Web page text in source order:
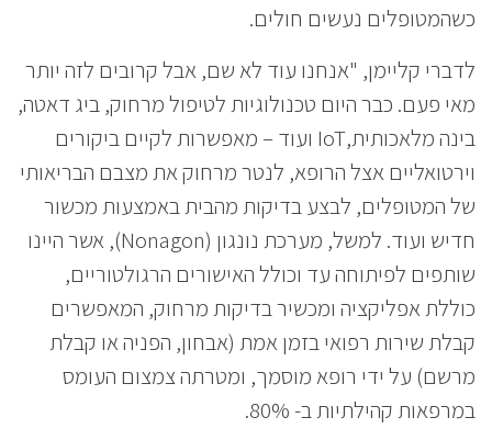
כשהמטופלים נעשים חולים.
לדברי קליימן, "אנחנו עוד לא שם, אבל קרובים לזה יותר
מאי פעם. כבר היום טכנולוגיות לטיפול מרחוק, ביג דאטה,
בינה מלאכותית,IoT ועוד – מאפשרות לקיים ביקורים
וירטואליים אצל הרופא, לנטר מרחוק את מצבם הבריאותי
של המטופלים, לבצע בדיקות מהבית באמצעות מכשור
חדיש ועוד. למשל, מערכת נונגון (Nonagon), אשר היינו
שותפים לפיתוחה עד וכולל האישורים הרגולטוריים,
כוללת אפליקציה ומכשיר בדיקות מרחוק, המאפשרים
קבלת שירות רפואי בזמן אמת (אבחון, הפניה או קבלת
מרשם) על ידי רופא מוסמך, ומטרתה צמצום העומס
במרפאות קהילתיות ב- 80%.